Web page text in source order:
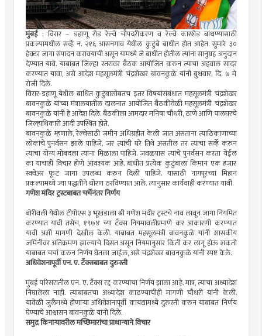
मुंबई: विरार – डहाणू रोड रेल्वे चौपदरीकरण व रेल्वे कारशेड बांधण्यासाठी
प्रकल्पामधील सर्व्हे न. २१६ आसनगाव येथील कुटुंबे बाधीत होत आहेत. सुमारे ३०
हेक्टर जागा संपादन करावयाची असून यामध्ये जे बाधीत होतील त्यांना सानुग्रह अनुदान
देण्यात यावे. याबाबत जिल्हा स्तरावर बैठक आयोजित करुन त्याचा अहवाल सादर
करण्यात यावा, असे आदेश महसूलमंत्री चंद्रशेखर बावनकुळे यांनी बुधवार, दि. ७ मे
रोजी दिले.
विरार-डहाणू येथील बाधित कुटुंबासोबतच इतर विषयांसंबंधात महसूलमंत्री चंद्रशेखर
बावनकुळे यांच्या मंत्रालयातील दालनात आयोजित बैठकीवेळी महसूलमंत्री चंद्रशेखर
बावनकुळे यांनी हे आदेश दिले. बैठकीला आमदार मनिषा चौधरी, ठाणे आणि पालघरचे
जिल्हाधिकारी आदी उपस्थित होते.
बावनकुळे म्हणाले, रेल्वेसाठी जमीन अधिग्रहीत केली जात असताना त्याठिकाणाच्या
लोकांचे पुनर्वसन झाले पाहिजे. जर त्यांची घरे तिथे असतील तर त्याचा सर्व्हे करुन
त्याचा योग्य मोबदला त्यांना मिळाला पाहिजे. जवळपास त्यांचे पुनर्वसन करता येईल
का याचाही विचार होणे आवश्यक आहे. बाधीत प्रत्येक कुटुंबाला किमान एक हजार
स्क्वेअर फूट जागा उपलब्ध करुन दिली पाहिजे. यासाठी नागपूरच्या मिहान
प्रकल्पामध्ये ज्या पद्धतीने धोरण ठरविण्यात आले. त्यानुसार कार्यवाही करण्यात यावी.
गणेश मंदिर ट्रस्टबाबत चर्चेनंतर निर्णय
बोरीवली येथील टीपीएस ३ भूखंडाला श्री गणेश मंदीर ट्रस्टचे नाव लावून जागा नियमित
करण्यात यावी तसेच, १९७४ च्या टँक्स नियमावलीप्रमाणे कर आकारणी करण्यात
यावी अशी मागणी देखील केली. याबाबत महसूलमंत्री बावनकुळे यांनी शासकीय
जमिनीवर अतिक्रमण झाल्याचे दिसत असून नियमानुसार किती कर लागू होऊ शकतो
याबाबत चर्चा करुन निर्णय घेतला जाईल, असे चंद्रशेखर बावनकुळे यांनी स्पष्ट केले.
अधिवेशनापूर्वी एन. ए. टँक्सबाबत दुरुस्ती
मुंबई परिसरातील एन. ए. टँक्स रद्द करण्याचा निर्णय झाला आहे. मात्र, त्याचा अध्यादेश
निघालेला नाही. त्याबाबतचा अध्यादेश काढण्याचीही मागणी चौधरी यांनी केली.
यावेळी जुलैमध्ये होणाऱ्या अधिवेशनापूर्वी कायद्यामध्ये दुरुस्ती करुन याबाबत निर्णय
घेण्याचे आश्वासन बावनकुळे यांनी दिले.
समुद्र किनाऱ्यावरील मच्छिमारांचा प्राधान्याने विचार